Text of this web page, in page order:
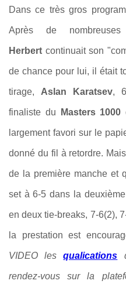
Dans ce très gros
Après de
Herbert continuait son
de chance pour lui, il était
tirage, Aslan Karatsev,
finaliste du Masters 1000
largement favori sur le
donné du fil à retordre.
de la première manche et
set à 6-5 dans la
en deux tie-breaks, 7-6(2),
la prestation est
VIDEO lesqualications
rendez-vous sur la